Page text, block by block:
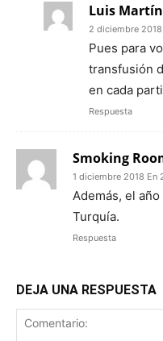
Luis
2 diciembre
Pues para
transfusión
en cada
Respuesta
Smoking
1 diciembre 2018 En
Además, el
Turquía.
Respuesta
DEJA UNA RESPUESTA